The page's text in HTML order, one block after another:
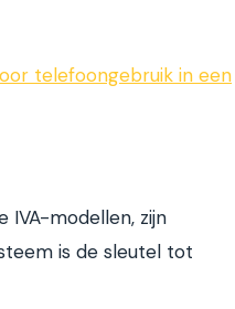
telefoongebruik in een
IVA-modellen, zijn
is de sleutel tot